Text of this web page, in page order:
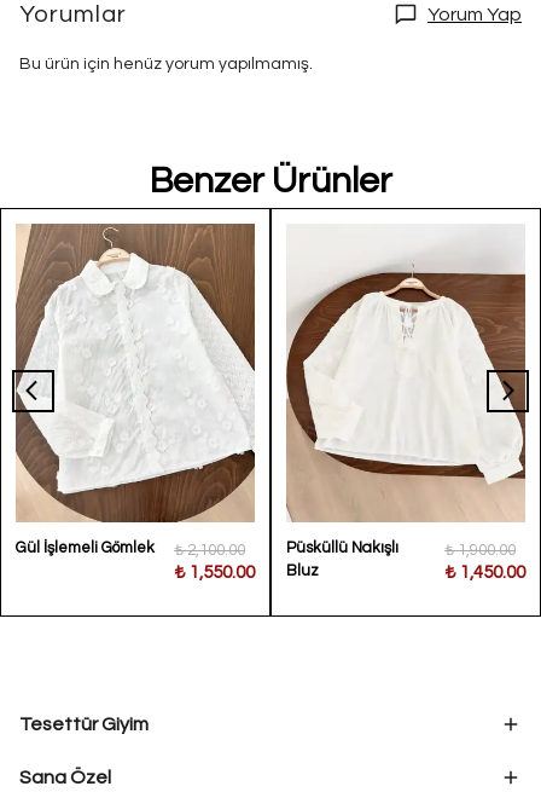
Yorumlar Yorum Yap
Bu ürün için henüz yorum yapılmamış.
Benzer Ürünler
Gül İşlemeli Gömlek ₺ 2,100.00
₺ 1,550.00
Püsküllü Nakışlı
Bluz
₺ 1,900.00
₺ 1,450.00
Tesettür Giyim
Sana Özel